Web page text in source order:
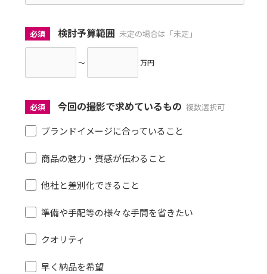
必須 検討予算範囲 未定の場合は「未定」
～ 万円
必須 今回の撮影で求めているもの 複数選択可
ブランドイメージに合っていること
商品の魅力・質感が伝わること
他社と差別化できること
準備や手配等の様々な手間を省きたい
クオリティ
早く納品を希望